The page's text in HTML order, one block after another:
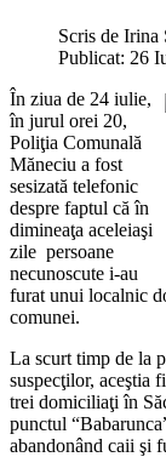
Scris de Irina
Publicat: 26
În ziua de 24 iulie,
în jurul orei 20,
Poliţia Comunală
Măneciu a fost
sesizată telefonic
despre faptul că în
dimineaţa aceleiaşi
zile persoane
necunoscute i-au
furat unui localnic
comunei.
La scurt timp de la
suspecţilor, aceştia
trei domiciliaţi în
punctul
abandonând caii şi